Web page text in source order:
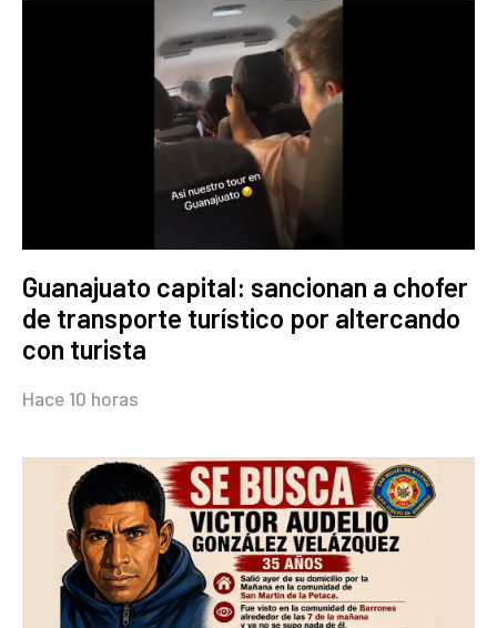
Guanajuato capital: sancionan a chofer
de transporte turístico por altercando
con turista
Hace 10 horas